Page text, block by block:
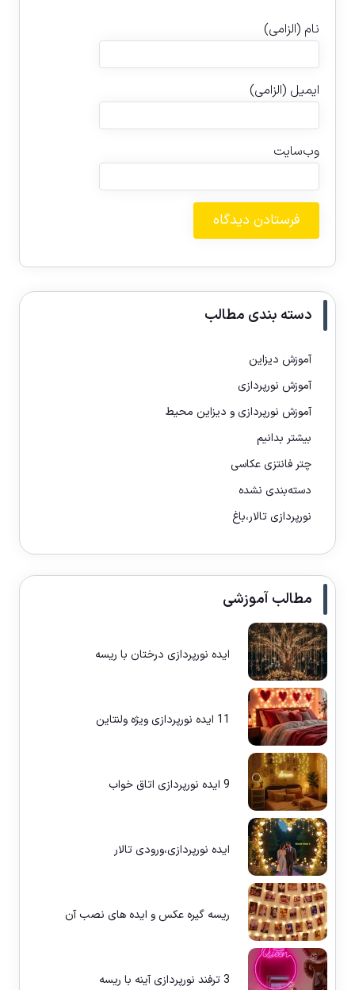
نام (الزامی)
ایمیل (الزامی)
وب‌سایت
دسته بندی مطالب
آموزش دیزاین
آموزش نورپردازی
آموزش نورپردازی و دیزاین محیط
بیشتر بدانیم
چتر فانتزی عکاسی
دسته‌بندی نشده
نورپردازی تالار،باغ
مطالب آموزشی
ایده نورپردازی درختان با ریسه
11 ایده نورپردازی ویژه ولنتاین
9 ایده نورپردازی اتاق خواب
ایده نورپردازی،ورودی تالار
ریسه گیره عکس و ایده های نصب آن
3 ترفند نورپردازی آینه با ریسه